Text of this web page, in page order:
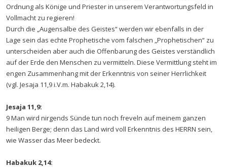
Ordnung als Könige und Priester in unserem Verantwortungsfeld in
Vollmacht zu regieren!
Durch die „Augensalbe des Geistes“ werden wir ebenfalls in der
Lage sein das echte Prophetische vom falschen „Prophetischen“ zu
unterscheiden aber auch die Offenbarung des Geistes verständlich
auf der Erde den Menschen zu vermitteln. Diese Vermittlung steht im
engen Zusammenhang mit der Erkenntnis von seiner Herrlichkeit
(vgl. Jesaja 11,9 i.V.m. Habakuk 2,14).
Jesaja 11,9:
9 Man wird nirgends Sünde tun noch freveln auf meinem ganzen
heiligen Berge; denn das Land wird voll Erkenntnis des HERRN sein,
wie Wasser das Meer bedeckt.
Habakuk 2,14: